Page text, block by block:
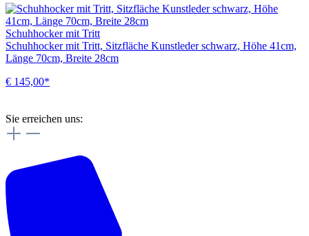
Schuhhocker mit Tritt
Schuhhocker mit Tritt, Sitzfläche Kunstleder schwarz, Höhe 41cm,
Länge 70cm, Breite 28cm
€ 145,00*
Sie erreichen uns: